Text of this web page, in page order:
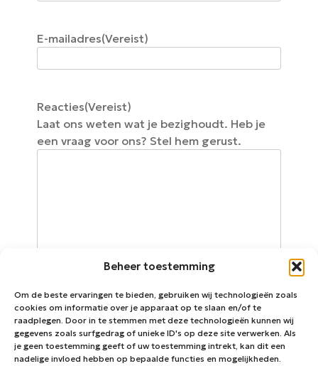
Beheer toestemming
Om de beste ervaringen te bieden, gebruiken wij technologieën zoals
cookies om informatie over je apparaat op te slaan en/of te
raadplegen. Door in te stemmen met deze technologieën kunnen wij
gegevens zoals surfgedrag of unieke ID's op deze site verwerken. Als
je geen toestemming geeft of uw toestemming intrekt, kan dit een
nadelige invloed hebben op bepaalde functies en mogelijkheden.
E-mailadres(Vereist)
Reacties(Vereist)
Laat ons weten wat je bezighoudt. Heb je
een vraag voor ons? Stel hem gerust.
0 van 600 max. aantal karakters